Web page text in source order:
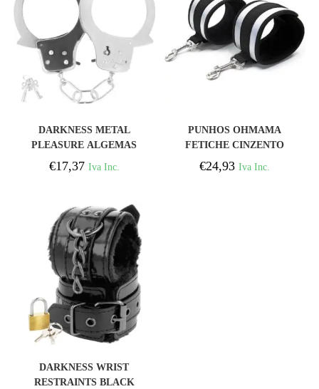
DARKNESS METAL
PLEASURE ALGEMAS
€17,37 Iva Inc.
PUNHOS OHMAMA
FETICHE CINZENTO
€24,93 Iva Inc.
DARKNESS WRIST
RESTRAINTS BLACK